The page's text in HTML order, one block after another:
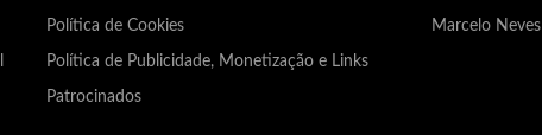
Política de Cookies
Política de Publicidade, Monetização e Links
Patrocinados
Marcelo Neves